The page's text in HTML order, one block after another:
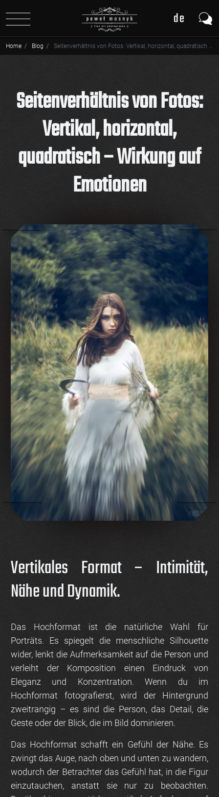
de
pl
Home Blog Seitenverhältnis von Fotos: Vertikal, horizontal, quadratisch – Wirkung auf Emotionen
Seitenverhältnis von Fotos:
Vertikal, horizontal,
quadratisch – Wirkung auf
Emotionen
Vertikales Format – Intimität,
Nähe und Dynamik.
Das Hochformat ist die natürliche Wahl für
Porträts. Es spiegelt die menschliche Silhouette
wider, lenkt die Aufmerksamkeit auf die Person und
verleiht der Komposition einen Eindruck von
Eleganz und Konzentration. Wenn du im
Hochformat fotografierst, wird der Hintergrund
zweitrangig – es sind die Person, das Detail, die
Geste oder der Blick, die im Bild dominieren.
Das Hochformat schafft ein Gefühl der Nähe. Es
zwingt das Auge, nach oben und unten zu wandern,
wodurch der Betrachter das Gefühl hat, in die Figur
einzutauchen, anstatt sie nur zu beobachten.